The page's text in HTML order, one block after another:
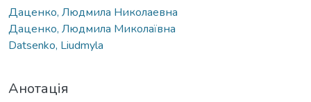
Даценко, Людмила Николаевна
Даценко, Людмила Миколаївна
Datsenko, Liudmyla
Анотація